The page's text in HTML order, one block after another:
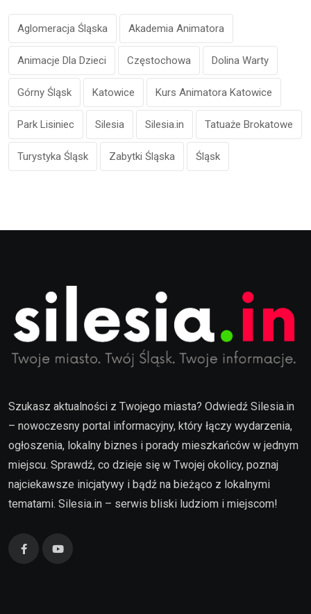
Aglomeracja Śląska Akademia Animatora
Animacje Dla Dzieci Częstochowa Dolina Warty
Górny Śląsk Katowice Kurs Animatora Katowice
Park Lisiniec Silesia Silesia.in Tatuaże Brokatowe
Turystyka Śląsk Zabytki Śląska Śląsk
Szukasz aktualności z Twojego miasta? Odwiedź Silesia.in
– nowoczesny portal informacyjny, który łączy wydarzenia,
ogłoszenia, lokalny biznes i porady mieszkańców w jednym
miejscu. Sprawdź, co dzieje się w Twojej okolicy, poznaj
najciekawsze inicjatywy i bądź na bieżąco z lokalnymi
tematami. Silesia.in – serwis bliski ludziom i miejscom!